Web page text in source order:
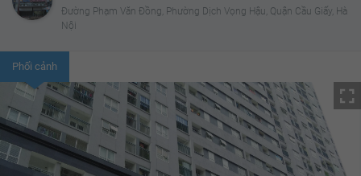
Đường Phạm Văn Đồng, Phường Dịch Vọng Hậu, Quận Cầu Giấy, Hà
Nội
Phối cảnh